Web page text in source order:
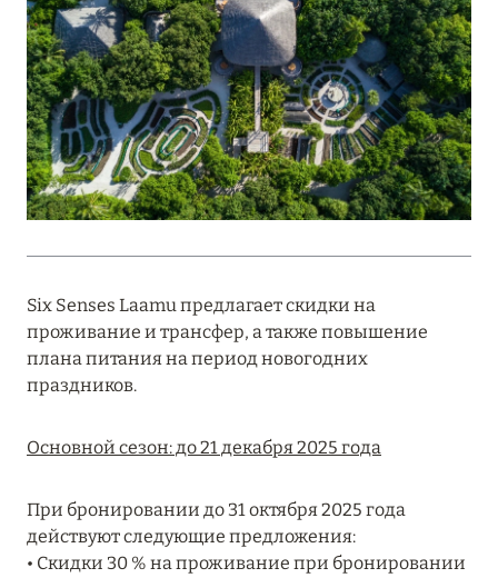
МАНИФЕСТ ЭСТЕТИКИ В САМОМ СЕРДЦЕ
ОКЕАНА
Подробнее
27 апреля 2026
ПОЛНАЯ ПЕРЕЗАГРУЗКА: JUMEIRAH BALI,
ПРЯМОЙ ПЕРЕЛЁТ
20 марта 2026
MARCH GRAND ESCAPE: ПРЕДЛОЖЕНИЕ ОТ Á
ASTORIA MALDIVES ITHAAFUSHI, МАЛЬДИВЫ
12 ноября 2025
Six Senses Laamu предлагает скидки на
проживание и трансфер, а также повышение
плана питания на период новогодних
праздников.
Основной сезон: до 21 декабря 2025 года
При бронировании до 31 октября 2025 года
действуют следующие предложения:
• Скидки 30 % на проживание при бронировании